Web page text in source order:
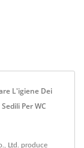
L'igiene Dei
Per WC
Ltd. produce